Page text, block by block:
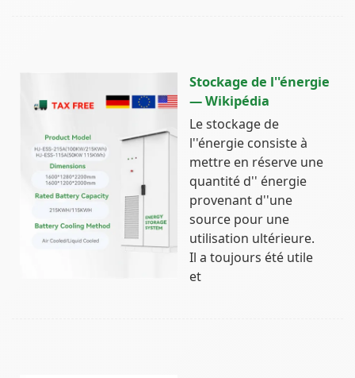
Stockage de l''énergie
— Wikipédia
Le stockage de
l''énergie consiste à
mettre en réserve une
quantité d'' énergie
provenant d''une
source pour une
utilisation ultérieure.
Il a toujours été utile
et